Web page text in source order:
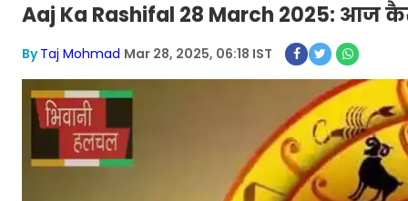
Aaj Ka Rashifal 28 March 2025: आज
ByTaj Mohmad Mar 28, 2025, 06:18 IST